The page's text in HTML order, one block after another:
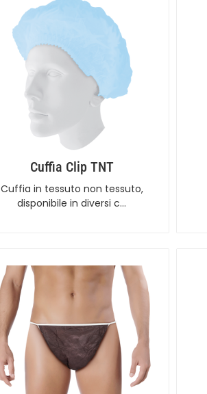
Cuffia Clip TNT
Cuffia in tessuto non tessuto,
disponibile in diversi c…